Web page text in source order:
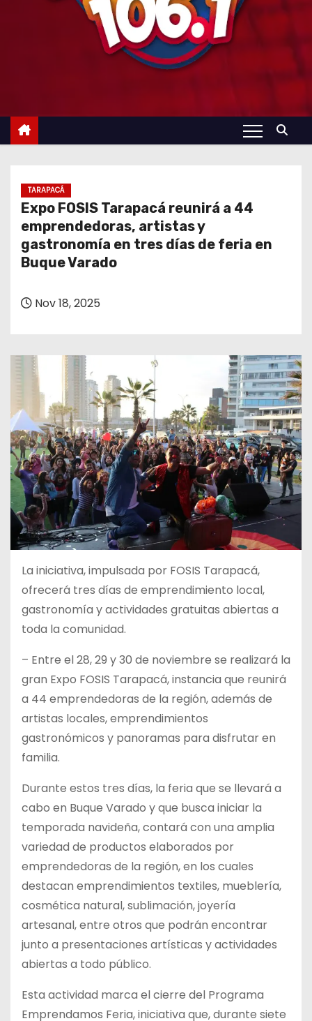
TARAPACÁ
Expo FOSIS Tarapacá reunirá a 44
emprendedoras, artistas y
gastronomía en tres días de feria en
Buque Varado
Nov 18, 2025
La iniciativa, impulsada por FOSIS Tarapacá,
ofrecerá tres días de emprendimiento local,
gastronomía y actividades gratuitas abiertas a
toda la comunidad.
– Entre el 28, 29 y 30 de noviembre se realizará la
gran Expo FOSIS Tarapacá, instancia que reunirá
a 44 emprendedoras de la región, además de
artistas locales, emprendimientos
gastronómicos y panoramas para disfrutar en
familia.
Durante estos tres días, la feria que se llevará a
cabo en Buque Varado y que busca iniciar la
temporada navideña, contará con una amplia
variedad de productos elaborados por
emprendedoras de la región, en los cuales
destacan emprendimientos textiles, mueblería,
cosmética natural, sublimación, joyería
artesanal, entre otros que podrán encontrar
junto a presentaciones artísticas y actividades
abiertas a todo público.
Esta actividad marca el cierre del Programa
Emprendamos Feria, iniciativa que, durante siete